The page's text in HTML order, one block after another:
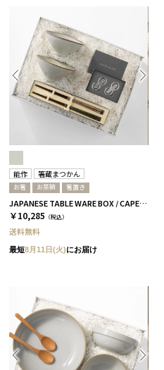
能作 箸蔵まつかん
お箸 お茶碗 箸置き
JAPANESE TABLE WARE BOX / CAPE / 茶碗+箸置き+箸 / 浅葱＆桜
￥10,285 （税込）
送料無料
最短8月11日(火)にお届け